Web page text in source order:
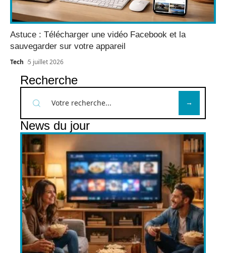
Astuce : Télécharger une vidéo Facebook et la
sauvegarder sur votre appareil
Tech 5 juillet 2026
Recherche
News du jour